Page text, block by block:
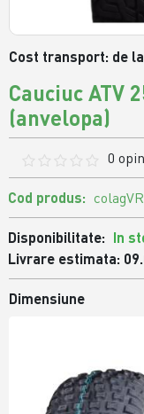
Cost transport: de
Cauciuc ATV
(anvelopa)
0
Cod produs:
Disponibilitate: In
Livrare estimata:
Dimensiune